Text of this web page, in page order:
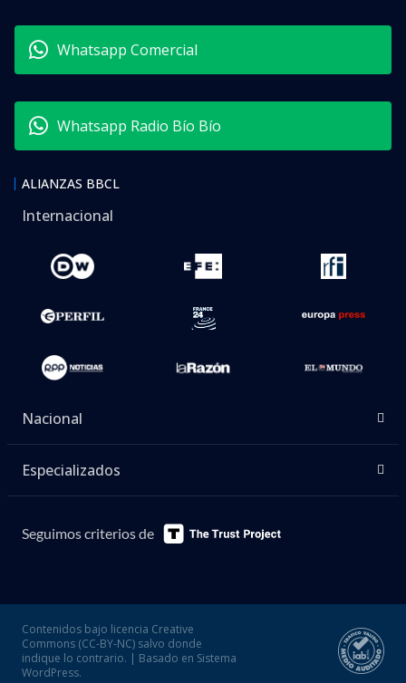
Whatsapp Comercial
Whatsapp Radio Bío Bío
ALIANZAS BBCL
Internacional
Nacional
Especializados
Seguimos criterios de
Contenidos bajo licencia Creative
Commons (CC-BY-NC) salvo donde
indique lo contrario. | Basado en Sistema
WordPress.